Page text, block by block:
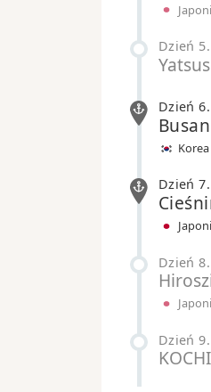
Dzień 5.
Dzień 6.
Busan
Dzień 7.
Dzień 8.
Dzień 9.
KOCHI